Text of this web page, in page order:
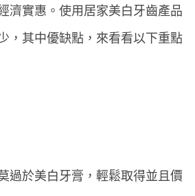
濟實惠。使用居家美白牙齒產品
，其中優缺點，來看看以下重點
過於美白牙膏，輕鬆取得並且價